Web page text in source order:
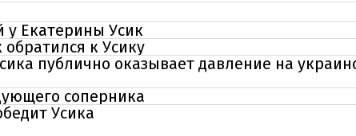
у Екатерины Усик
к Усику
публично оказывает давление на
соперника
Усика